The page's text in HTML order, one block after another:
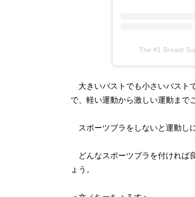
The #1 Breast
大きいバストでも小さいバスト
で、軽い運動から激しい運動まで
スポーツブラをしないと運動し
どんなスポーツブラを付ければ
ょう。